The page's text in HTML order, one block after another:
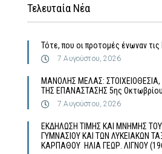
Τελευταία Νέα
Τότε, που οι προτομές ένωναν
7 Αυγούστου, 2026
MΑΝΟΛΗΣ ΜΕΛΑΣ: ΣΤΟΙΧΕΙΟΘΕΣΙΑ,
ΤΗΣ ΕΠΑΝΑΣΤΑΣΗΣ 5ης
7 Αυγούστου, 2026
ΕΚΔΗΛΩΣΗ ΤΙΜΗΣ ΚΑΙ ΜΝΗΜΗΣ
ΓΥΜΝΑΣΙΟΥ ΚΑΙ ΤΩΝ ΛΥΚΕΙΑΚΩΝ
ΚΑΡΠΑΘΟΥ ΗΛΙΑ ΓΕΩΡ. ΛΙΓΝΟΥ